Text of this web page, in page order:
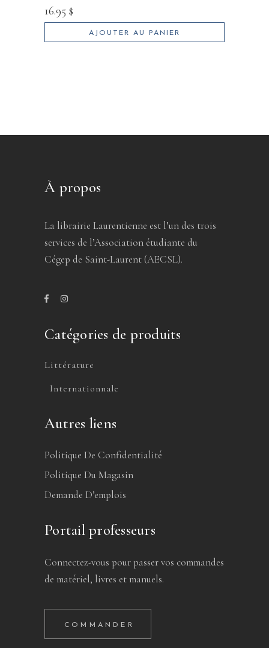
16.95 $
AJOUTER AU PANIER
À propos
La librairie Laurentienne est l’un des trois
services de l’Association étudiante du
Cégep de Saint-Laurent (AECSL).
Catégories de produits
Littérature
Internationnale
Autres liens
Politique De Confidentialité
Politique Du Magasin
Demande D’emplois
Portail professeurs
Connectez-vous pour passer vos commandes
de matériel, livres et manuels.
COMMANDER